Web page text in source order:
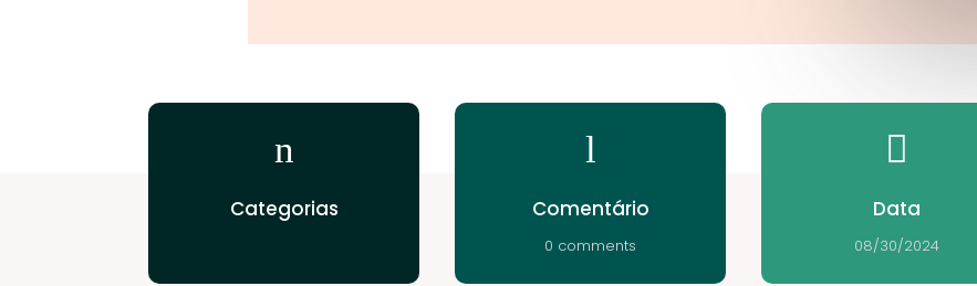
n
Categorias
l
Comentário
0 comments

Data
08/30/2024